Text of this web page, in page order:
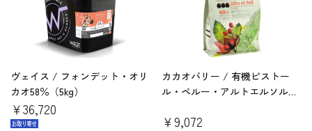
ヴェイス / フォンデット・オリ
カオ58％（5kg）
￥36,720
カカオバリー / 有機ピストー
ル・ペルー・アルトエルソル
￥9,072